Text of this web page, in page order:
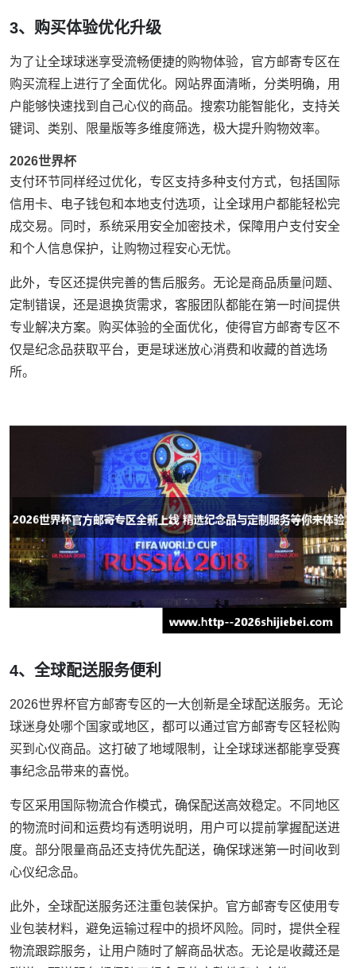
3、购买体验优化升级
为了让全球球迷享受流畅便捷的购物体验，官方邮寄专区在
购买流程上进行了全面优化。网站界面清晰，分类明确，用
户能够快速找到自己心仪的商品。搜索功能智能化，支持关
键词、类别、限量版等多维度筛选，极大提升购物效率。
2026世界杯
支付环节同样经过优化，专区支持多种支付方式，包括国际
信用卡、电子钱包和本地支付选项，让全球用户都能轻松完
成交易。同时，系统采用安全加密技术，保障用户支付安全
和个人信息保护，让购物过程安心无忧。
此外，专区还提供完善的售后服务。无论是商品质量问题、
定制错误，还是退换货需求，客服团队都能在第一时间提供
专业解决方案。购买体验的全面优化，使得官方邮寄专区不
仅是纪念品获取平台，更是球迷放心消费和收藏的首选场
所。
4、全球配送服务便利
2026世界杯官方邮寄专区的一大创新是全球配送服务。无论
球迷身处哪个国家或地区，都可以通过官方邮寄专区轻松购
买到心仪商品。这打破了地域限制，让全球球迷都能享受赛
事纪念品带来的喜悦。
专区采用国际物流合作模式，确保配送高效稳定。不同地区
的物流时间和运费均有透明说明，用户可以提前掌握配送进
度。部分限量商品还支持优先配送，确保球迷第一时间收到
心仪纪念品。
此外，全球配送服务还注重包装保护。官方邮寄专区使用专
业包装材料，避免运输过程中的损坏风险。同时，提供全程
物流跟踪服务，让用户随时了解商品状态。无论是收藏还是